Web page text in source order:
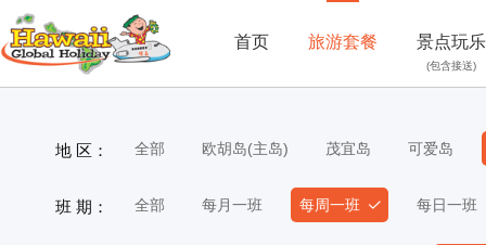
首页 旅游套餐 景点玩乐
(包含接送)
地 区： 全部 欧胡岛(主岛) 茂宜岛 可爱岛
班 期： 全部 每月一班 每周一班 每日一班